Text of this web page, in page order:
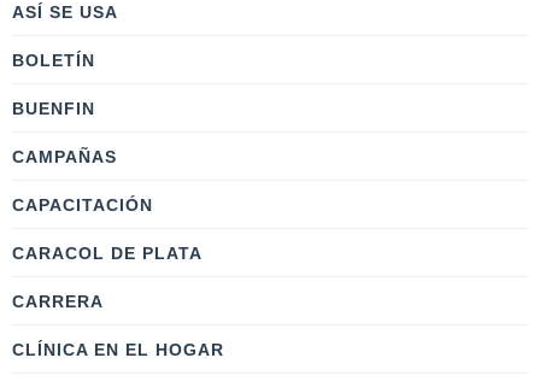
ASÍ SE USA
BOLETÍN
BUENFIN
CAMPAÑAS
CAPACITACIÓN
CARACOL DE PLATA
CARRERA
CLÍNICA EN EL HOGAR